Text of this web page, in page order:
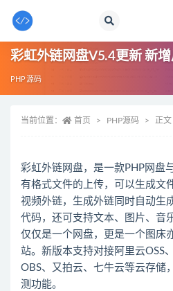
彩虹外链网盘V5.4更新 新
PHP源码
当前位置： 首页 PHP源码 正文
彩虹外链网盘，是一款PHP网盘
有格式文件的上传，可以生成文
视频外链，生成外链同时自动生
代码，还可支持文本、图片、音
仅仅是一个网盘，更是一个图床
站。新版本支持对接阿里云OSS
OBS、又拍云、七牛云等云存储
测功能。